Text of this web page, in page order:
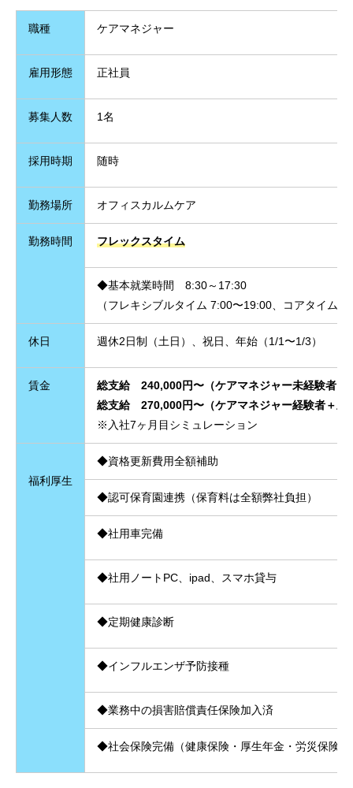
職種 ケアマネジャー
雇用形態 正社員
募集人数 1名
採用時期 随時
勤務場所 オフィスカルムケア
勤務時間 フレックスタイム
◆基本就業時間 8:30～17:30
（フレキシブルタイム 7:00〜19:00、コアタイム
休日 週休2日制（土日）、祝日、年始（1/1〜1/3）
賃金
総支給 240,000円〜（ケアマネジャー未経験者）
総支給 270,000円〜（ケアマネジャー経験者＋主
※入社7ヶ月目シミュレーション
福利厚生
◆資格更新費用全額補助
◆認可保育園連携（保育料は全額弊社負担）
◆社用車完備
◆社用ノートPC、ipad、スマホ貸与
◆定期健康診断
◆インフルエンザ予防接種
◆業務中の損害賠償責任保険加入済
◆社会保険完備（健康保険・厚生年金・労災保険・